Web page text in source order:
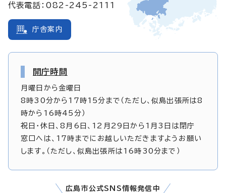
代表電話：082-245-2111
庁舎案内
開庁時間
月曜日から金曜日
8時30分から17時15分まで（ただし、似島出張所は8
時から16時45分）
祝日・休日、8月6日、12月29日から1月3日は閉庁
窓口へは、17時までにお越しいただきますようお願い
します。（ただし、似島出張所は16時30分まで）
広島市公式SNS情報発信中